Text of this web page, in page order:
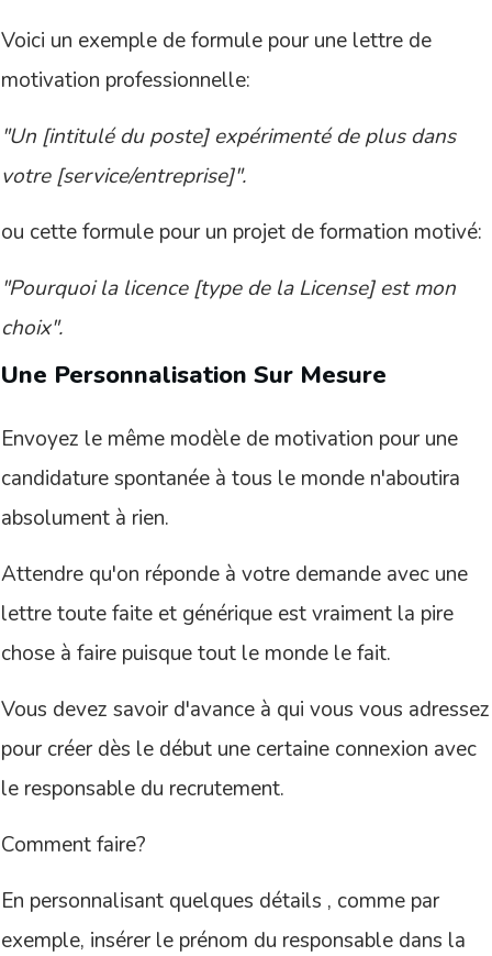
Voici un exemple de formule pour une lettre de
motivation professionnelle:
"Un [intitulé du poste] expérimenté de plus dans
votre [service/entreprise]".
ou cette formule pour un projet de formation motivé:
"Pourquoi la licence [type de la License] est mon
choix".
Une Personnalisation Sur Mesure
Envoyez le même modèle de motivation pour une
candidature spontanée à tous le monde n'aboutira
absolument à rien.
Attendre qu'on réponde à votre demande avec une
lettre toute faite et générique est vraiment la pire
chose à faire puisque tout le monde le fait.
Vous devez savoir d'avance à qui vous vous adressez
pour créer dès le début une certaine connexion avec
le responsable du recrutement.
Comment faire?
En personnalisant quelques détails , comme par
exemple, insérer le prénom du responsable dans la